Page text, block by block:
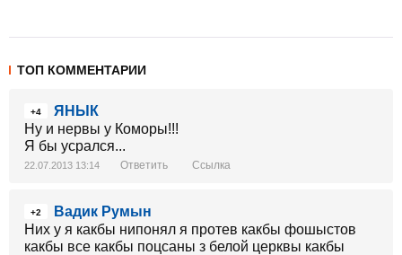
ТОП КОММЕНТАРИИ
+4
ЯНЫК
Ну и нервы у Коморы!!!
Я бы усрался...
22.07.2013 13:14 Ответить Ссылка
+2
Вадик Румын
Них у я какбы нипонял я протев какбы фошыстов
какбы все какбы поцсаны з белой церквы какбы